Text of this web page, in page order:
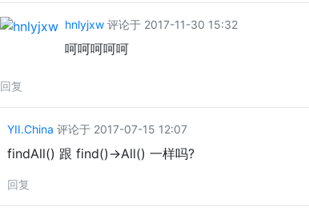
hnlyjxw 评论于 2017-11-30 15:32
呵呵呵呵呵
回复
YII.China 评论于 2017-07-15 12:07
findAll() 跟 find()->All() 一样吗?
回复